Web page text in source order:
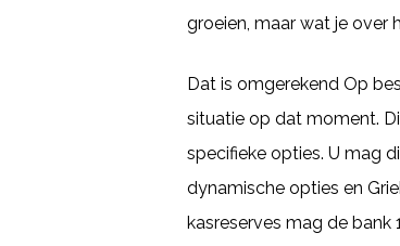
groeien, maar wat je over
Dat is omgerekend Op
situatie op dat moment.
specifieke opties. U mag
dynamische opties en
kasreserves mag de bank